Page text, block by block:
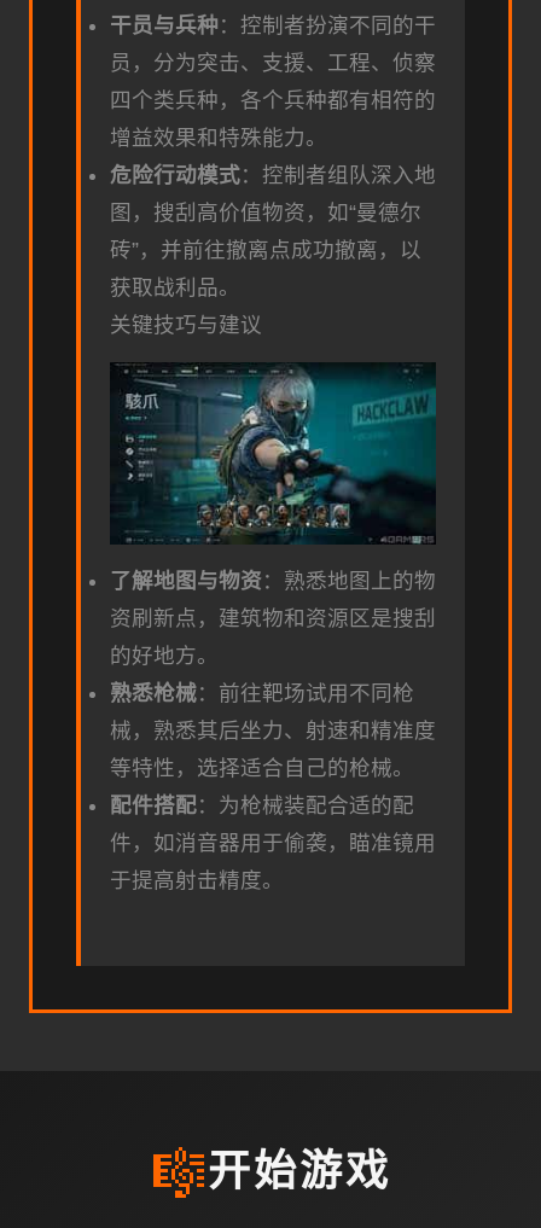
干员与兵种 ：控制者扮演不同的干
员，分为突击、支援、工程、侦察
四个类兵种，各个兵种都有相符的
增益效果和特殊能力。
危险行动模式：控制者组队深入地
图，搜刮高价值物资，如“曼德尔
砖”，并前往撤离点成功撤离，以
获取战利品。
关键技巧与建议
了解地图与物资：熟悉地图上的物
资刷新点，建筑物和资源区是搜刮
的好地方。
熟悉枪械：前往靶场试用不同枪
械，熟悉其后坐力、射速和精准度
等特性，选择适合自己的枪械。
配件搭配：为枪械装配合适的配
件，如消音器用于偷袭，瞄准镜用
于提高射击精度。
🎼开始游戏